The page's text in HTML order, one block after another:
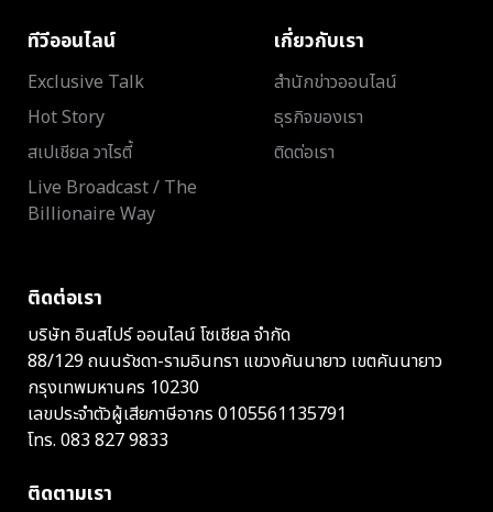
ทีวีออนไลน์
Exclusive Talk
Hot Story
สเปเชียล วาไรตี้
Live Broadcast / The
Billionaire Way
เกี่ยวกับเรา
สำนักข่าวออนไลน์
ธุรกิจของเรา
ติดต่อเรา
ติดต่อเรา
บริษัท อินสไปร์ ออนไลน์ โซเชียล จำกัด
88/129 ถนนรัชดา-รามอินทรา แขวงคันนายาว เขตคันนายาว
กรุงเทพมหานคร 10230
เลขประจำตัวผู้เสียภาษีอากร 0105561135791
โทร. 083 827 9833
ติดตามเรา